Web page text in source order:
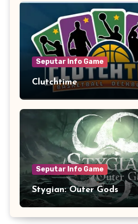
Seputar Info Game
Clutchtime
Seputar Info Game
Stygian: Outer Gods